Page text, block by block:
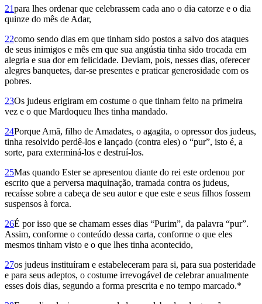
21para lhes ordenar que celebrassem cada ano o dia catorze e o dia
quinze do mês de Adar,
22como sendo dias em que tinham sido postos a salvo dos ataques
de seus inimigos e mês em que sua angústia tinha sido trocada em
alegria e sua dor em felicidade. Deviam, pois, nesses dias, oferecer
alegres banquetes, dar-se presentes e praticar generosidade com os
pobres.
23Os judeus erigiram em costume o que tinham feito na primeira
vez e o que Mardoqueu lhes tinha mandado.
24Porque Amã, filho de Amadates, o agagita, o opressor dos judeus,
tinha resolvido perdê-los e lançado (contra eles) o “pur”, isto é, a
sorte, para exterminá-los e destruí-los.
25Mas quando Ester se apresentou diante do rei este ordenou por
escrito que a perversa maquinação, tramada contra os judeus,
recaísse sobre a cabeça de seu autor e que este e seus filhos fossem
suspensos à forca.
26É por isso que se chamam esses dias “Purim”, da palavra “pur”.
Assim, conforme o conteúdo dessa carta, conforme o que eles
mesmos tinham visto e o que lhes tinha acontecido,
27os judeus instituíram e estabeleceram para si, para sua posteridade
e para seus adeptos, o costume irrevogável de celebrar anual­mente
esses dois dias, segundo a forma prescrita e no tempo marcado.*